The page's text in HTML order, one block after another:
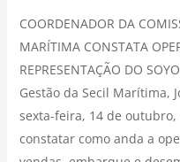
COORDENADOR DA
MARÍTIMA CONSTATA
REPRESENTAÇÃO DO
Gestão da Secil Marítima,
sexta-feira, 14 de
constatar como anda a